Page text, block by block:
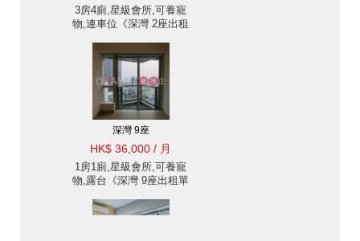
3房4廁,星級會所,可養寵
物,連車位《深灣 2座出租
深灣 9座
HK$ 36,000 / 月
1房1廁,星級會所,可養寵
物,露台《深灣 9座出租單